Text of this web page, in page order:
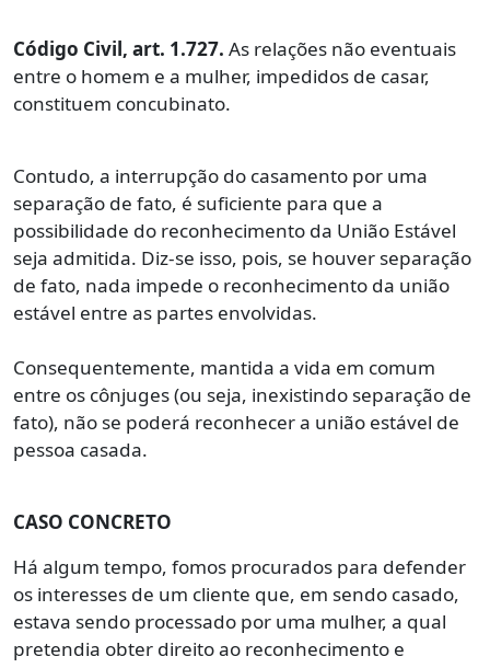
Código Civil, art. 1.727. As relações não eventuais
entre o homem e a mulher, impedidos de casar,
constituem concubinato.
Contudo, a interrupção do casamento por uma
separação de fato, é suficiente para que a
possibilidade do reconhecimento da União Estável
seja admitida. Diz-se isso, pois, se houver separação
de fato, nada impede o reconhecimento da união
estável entre as partes envolvidas.
Consequentemente, mantida a vida em comum
entre os cônjuges (ou seja, inexistindo separação de
fato), não se poderá reconhecer a união estável de
pessoa casada.
CASO CONCRETO
Há algum tempo, fomos procurados para defender
os interesses de um cliente que, em sendo casado,
estava sendo processado por uma mulher, a qual
pretendia obter direito ao reconhecimento e